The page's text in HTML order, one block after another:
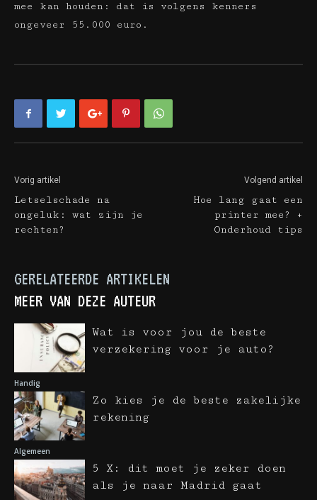
mee kan houden: dat is volgens kenners
ongeveer 55.000 euro.
Vorig artikel
Letselschade na
ongeluk: wat zijn je
rechten?
Volgend artikel
Hoe lang gaat een
printer mee? +
Onderhoud tips
GERELATEERDE ARTIKELEN
MEER VAN DEZE AUTEUR
Handig
Wat is voor jou de beste
verzekering voor je auto?
Algemeen
Zo kies je de beste zakelijke
rekening
5 X: dit moet je zeker doen
als je naar Madrid gaat